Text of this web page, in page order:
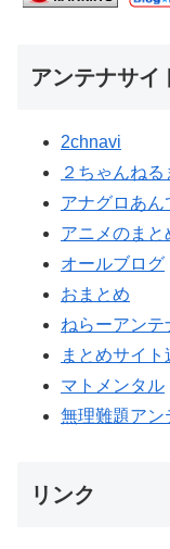
アンテナサイ
2chnavi
２ちゃんね
アナグロあん
アニメのまと
オールブログ
おまとめ
ねらーアンテ
まとめサイト
マトメンタル
無理難題アン
リンク